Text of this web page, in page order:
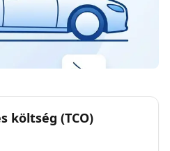
költség (TCO)